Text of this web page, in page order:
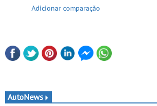
Adicionar comparação
AutoNews